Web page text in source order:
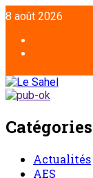
8 août 2026
Catégories
Actualités
AES